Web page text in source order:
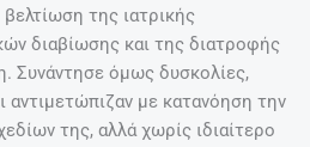
της ιατρικής
διαβίωσης και της διατροφής
Συνάντησε όμως δυσκολίες,
αντιμετώπιζαν με κατανόηση την
της, αλλά χωρίς ιδιαίτερο